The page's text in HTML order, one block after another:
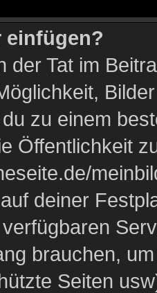
einfügen?
der Tat im
zu einem
Öffentlichkeit
deiner
brauchen,
Seiten